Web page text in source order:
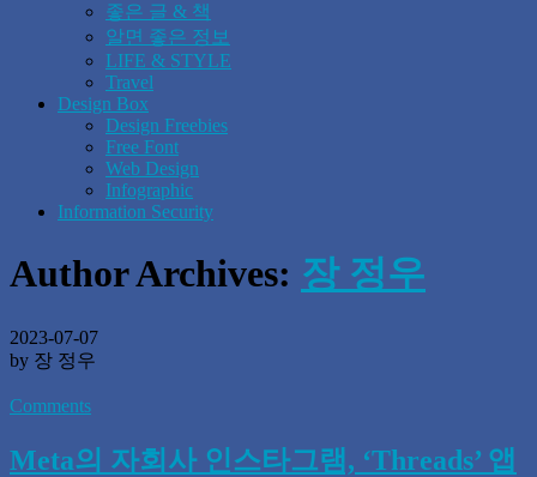
좋은 글 & 책
알면 좋은 정보
LIFE & STYLE
Travel
Design Box
Design Freebies
Free Font
Web Design
Infographic
Information Security
Author Archives: 장 정우
2023-07-07
by 장 정우
Comments
Meta의 자회사 인스타그램, ‘Threads’ 앱